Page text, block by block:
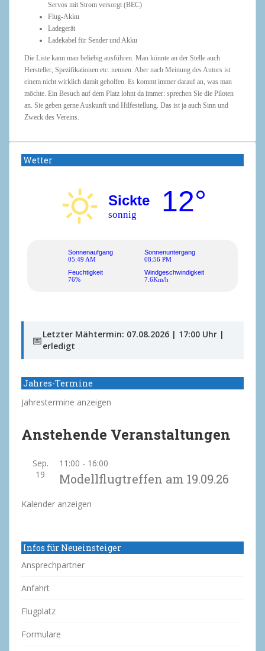
Servos mit Strom versorgt (BEC)
Flug-Akku
Ladegerät
Ladekabel für Sender und Akku
Die Liste kann man beliebig ausführen. Man könnte an der Stelle auch
Hersteller, Spezifikationen etc. nennen. Aber nach Meinung des Autors ist
einem nicht wirklich damit geholfen. Es kommt immer darauf an, was man
möchte. Ein Besuch auf dem Platz lohnt da immer: sprechen Sie die Piloten
an. Sie geben gerne Auskunft und Hilfestellung. Das ist ja auch Sinn und
Zweck des Vereins.
Wetter
Sickte
sonnig 12°
Sonnenaufgang
05:49 AM
Sonnenuntergang
08:56 PM
Feuchtigkeit
76%
Windgeschwindigkeit
7.6Km/h
📅Letzter Mähtermin: 07.08.2026 | 17:00 Uhr |
erledigt
Jahres-Termine
Jahrestermine anzeigen
Anstehende Veranstaltungen
Sep.
19
11:00 - 16:00
Modellflugtreffen am 19.09.26
Kalender anzeigen
Infos für Neueinsteiger
Ansprechpartner
Anfahrt
Flugplatz
Formulare